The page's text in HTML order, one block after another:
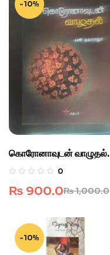
-10%
கொரோனாவுடன் வாழுதல்.
0
₨1,000.0
₨ 900.0
-10%